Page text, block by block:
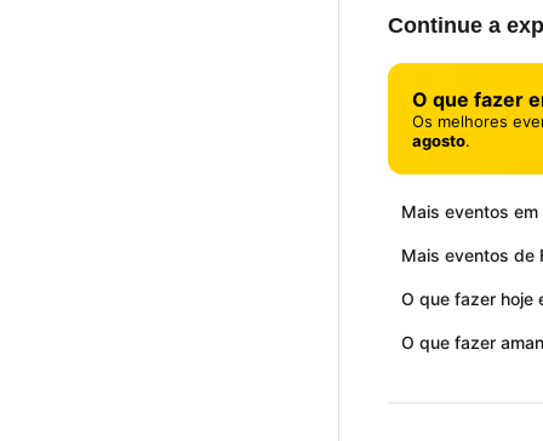
Continue a
O que fazer
Os melhores
agosto.
Mais eventos
Mais eventos de
O que fazer hoje
O que fazer